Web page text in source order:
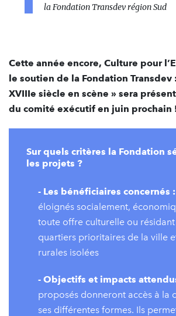
la Fondation Transdev région Sud
Cette année encore, Culture pour
le soutien de la Fondation Transdev
XVIIIe siècle en scène » sera
du comité exécutif en juin prochain
Sur quels critères la Fondation
les projets ?
- Les bénéficiaires concernés :
éloignés socialement,
toute offre culturelle ou résidant
quartiers prioritaires de la ville
rurales isolées
- Objectifs et impacts
proposés donneront accès à la
ses différentes formes. Ils